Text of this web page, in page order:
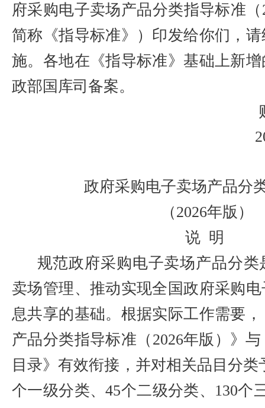
府采购电子卖场产品分类指导标准（
简称 《指导标准》 ） 印发给你们，
施。 各地在《指导标准》基础上新增
政部国库司 备案。
政府采购电子卖场产品分
（2026年版）
说 明
规范政府采购电子卖场产品分类
卖场管理、 推动实现全国政府采购
息共享的基础。根据实际工作需要
产品分类指导标准（2026年版）》
目录》有效衔接，并对相关品目分类
个一级分类、45个二级分类、130个